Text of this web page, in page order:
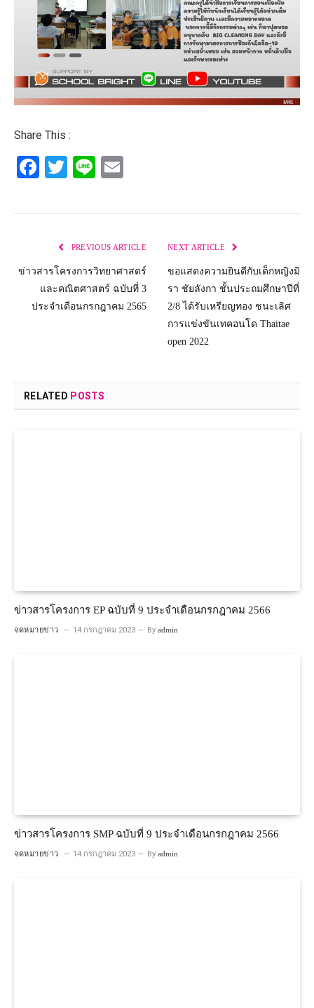
Share This :
Facebook
Twitter
Line
PREVIOUS ARTICLE
ข่าวสารโครงการวิทยาศาสตร์
และคณิตศาสตร์ ฉบับที่ 3
ประจำเดือนกรกฎาคม 2565
NEXT ARTICLE
ขอแสดงความยินดีกับเด็กหญิงมิ
รา ชัยลังกา ชั้นประถมศึกษาปีที่
2/8 ได้รับเหรียญทอง ชนะเลิศ
การแข่งขันเทคอนโด Thaitae
open 2022
RELATED POSTS
ข่าวสารโครงการ EP ฉบับที่ 9 ประจำเดือนกรกฎาคม 2566
จดหมายข่าว 14 กรกฎาคม 2023 By admin
ข่าวสารโครงการ SMP ฉบับที่ 9 ประจำเดือนกรกฎาคม 2566
จดหมายข่าว 14 กรกฎาคม 2023 By admin